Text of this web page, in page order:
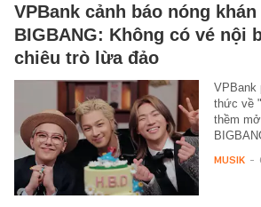
VPBank cảnh báo nóng
BIGBANG: Không có vé nội
chiêu trò lừa đảo
VPBank
thức về
thềm
MUSIK -